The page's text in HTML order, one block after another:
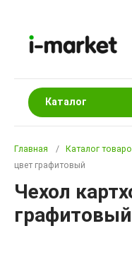
Каталог
Главная Каталог
цвет графитовый
Чехол
графитовый